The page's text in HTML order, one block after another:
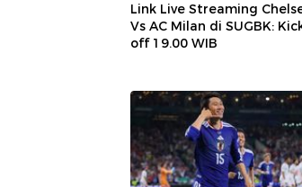
Link Live Streaming
Vs AC Milan di SUGBK:
off 19.00 WIB